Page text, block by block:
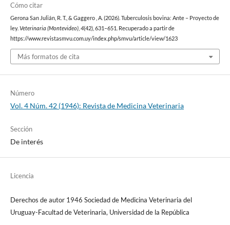
Cómo citar
Gerona San Julián, R. T., & Gaggero , A. (2026). Tuberculosis bovina: Ante – Proyecto de
ley. Veterinaria (Montevideo), 4(42), 631–651. Recuperado a partir de
https://www.revistasmvu.com.uy/index.php/smvu/article/view/1623
Más formatos de cita
Número
Vol. 4 Núm. 42 (1946): Revista de Medicina Veterinaria
Sección
De interés
Licencia
Derechos de autor 1946 Sociedad de Medicina Veterinaria del
Uruguay-Facultad de Veterinaria, Universidad de la República